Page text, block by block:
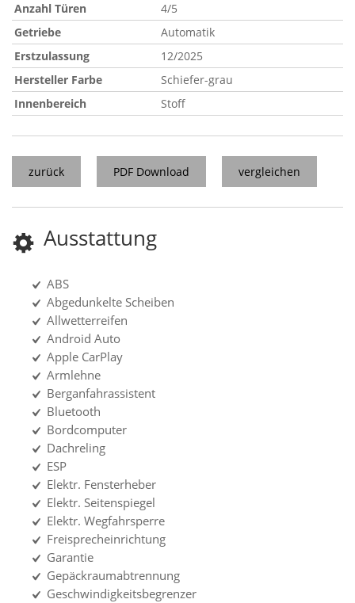
Anzahl Türen
4/5
Getriebe
Automatik
Erstzulassung
12/2025
Hersteller Farbe
Schiefer-grau
Innenbereich
Stoff
zurück PDF Download vergleichen
Ausstattung
ABS
Abgedunkelte Scheiben
Allwetterreifen
Android Auto
Apple CarPlay
Armlehne
Berganfahrassistent
Bluetooth
Bordcomputer
Dachreling
ESP
Elektr. Fensterheber
Elektr. Seitenspiegel
Elektr. Wegfahrsperre
Freisprecheinrichtung
Garantie
Gepäckraumabtrennung
Geschwindigkeitsbegrenzer